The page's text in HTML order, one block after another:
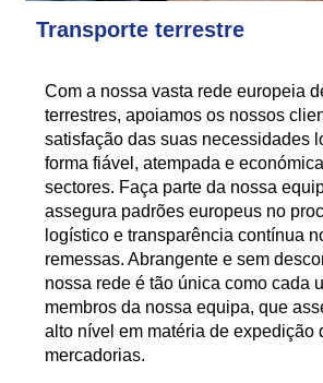
Transporte terrestre
Com a nossa vasta rede europeia
terrestres, apoiamos os nossos
satisfação das suas necessidades
forma fiável, atempada e
sectores. Faça parte da nossa
assegura padrões europeus no
logístico e transparência contínua
remessas. Abrangente e sem
nossa rede é tão única como cada
membros da nossa equipa, que
alto nível em matéria de expedição
mercadorias.